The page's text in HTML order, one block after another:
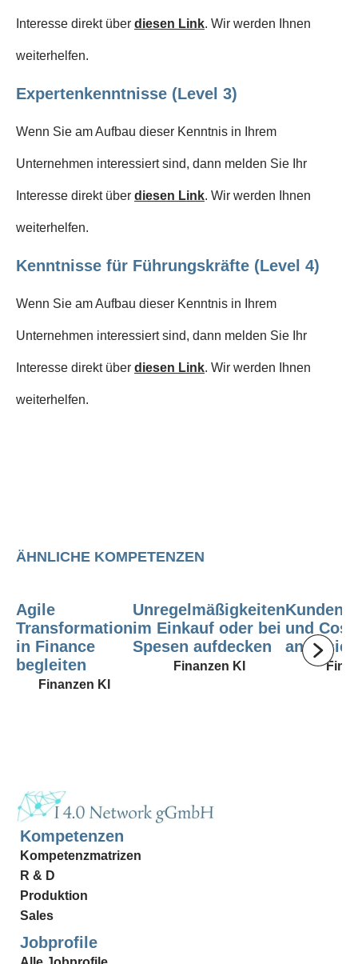
Interesse direkt über diesen Link. Wir werden Ihnen
weiterhelfen.
Expertenkenntnisse (Level 3)
Wenn Sie am Aufbau dieser Kenntnis in Ihrem
Unternehmen interessiert sind, dann melden Sie Ihr
Interesse direkt über diesen Link. Wir werden Ihnen
weiterhelfen.
Kenntnisse für Führungskräfte (Level 4)
Wenn Sie am Aufbau dieser Kenntnis in Ihrem
Unternehmen interessiert sind, dann melden Sie Ihr
Interesse direkt über diesen Link. Wir werden Ihnen
weiterhelfen.
ÄHNLICHE KOMPETENZEN
Agile
Transformation
in Finance
begleiten
Finanzen KI
Unregelmäßigkeiten
im Einkauf oder bei
Spesen aufdecken
Finanzen KI
und
Kompetenzen
Kompetenzmatrizen
R & D
Produktion
Sales
Jobprofile